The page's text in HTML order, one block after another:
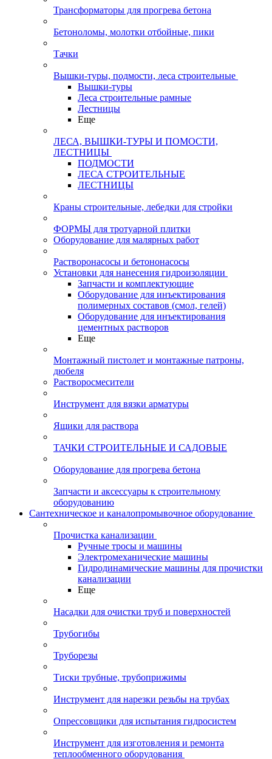
Трансформаторы для прогрева бетона
Бетоноломы, молотки отбойные, пики
Тачки
Вышки-туры, подмости, леса строительные
Вышки-туры
Леса строительные рамные
Лестницы
Еще
ЛЕСА, ВЫШКИ-ТУРЫ И ПОМОСТИ,
ЛЕСТНИЦЫ
ПОДМОСТИ
ЛЕСА СТРОИТЕЛЬНЫЕ
ЛЕСТНИЦЫ
Краны строительные, лебедки для стройки
ФОРМЫ для тротуарной плитки
Оборудование для малярных работ
Растворонасосы и бетононасосы
Установки для нанесения гидроизоляции
Запчасти и комплектующие
Оборудование для инъектирования
полимерных составов (смол, гелей)
Оборудование для инъектирования
цементных растворов
Еще
Монтажный пистолет и монтажные патроны,
дюбеля
Растворосмесители
Инструмент для вязки арматуры
Ящики для раствора
ТАЧКИ СТРОИТЕЛЬНЫЕ И САДОВЫЕ
Оборудование для прогрева бетона
Запчасти и аксессуары к строительному
оборудованию
Сантехническое и каналопромывочное оборудование
Прочистка канализации
Ручные тросы и машины
Электромеханические машины
Гидродинамические машины для прочистки
канализации
Еще
Насадки для очистки труб и поверхностей
Трубогибы
Труборезы
Тиски трубные, трубоприжимы
Инструмент для нарезки резьбы на трубах
Опрессовщики для испытания гидросистем
Инструмент для изготовления и ремонта
теплообменного оборудования